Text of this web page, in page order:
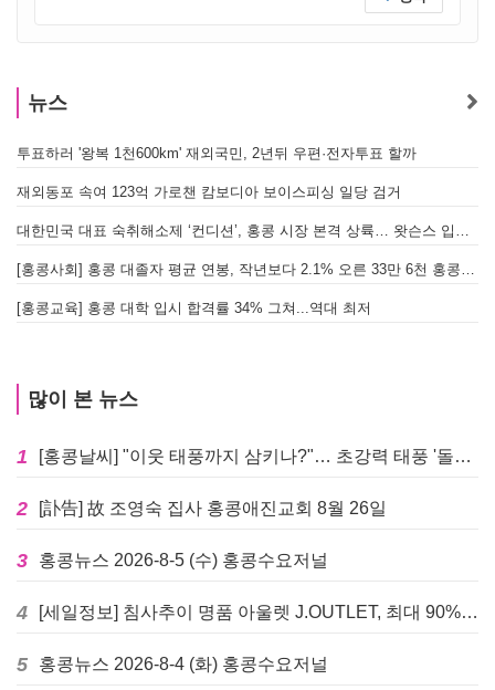
뉴스
투표하러 '왕복 1천600km' 재외국민, 2년뒤 우편·전자투표 할까
재외동포 속여 123억 가로챈 캄보디아 보이스피싱 일당 검거
대한민국 대표 숙취해소제 ‘컨디션’, 홍콩 시장 본격 상륙… 왓슨스 입점 기념 할인 행사 진행
[홍콩사회] 홍콩 대졸자 평균 연봉, 작년보다 2.1% 오른 33만 6천 홍콩달러 기록
[홍콩교육] 홍콩 대학 입시 합격률 34% 그쳐...역대 최저
많이 본 뉴스
1 [홍콩날씨] "이웃 태풍까지 삼키나?"… 초강력 태풍 '돌핀' 세력 재확장
2 [訃告] 故 조영숙 집사 홍콩애진교회 8월 26일
3 홍콩뉴스 2026-8-5 (수) 홍콩수요저널
4 [세일정보] 침사추이 명품 아울렛 J.OUTLET, 최대 90% 빅 세일 진행
5 홍콩뉴스 2026-8-4 (화) 홍콩수요저널